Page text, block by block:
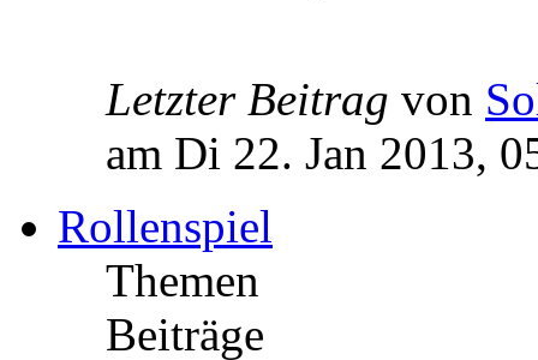
Letzter Beitrag von
am Di 22. Jan 2013,
Rollenspiel
Themen
Beiträge